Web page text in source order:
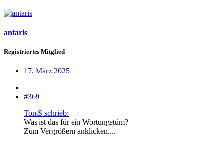
antaris
Registriertes Mitglied
17. März 2025
#369
TomS schrieb:
Was ist das für ein Wortungetüm?
Zum Vergrößern anklicken....